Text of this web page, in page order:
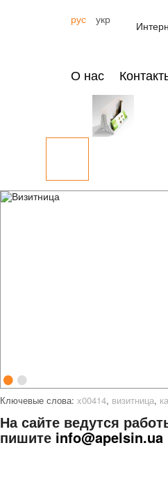
рус укр
О нас
••
Ключевые слова: x00414, визитница,
На сайте ведутся
пишите info@apelsin.ua